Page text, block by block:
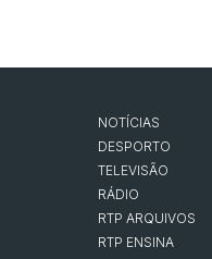
NOTÍCIAS
DESPORTO
TELEVISÃO
RÁDIO
RTP ARQUIVOS
RTP ENSINA